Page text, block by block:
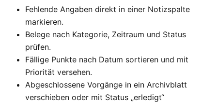
Fehlende Angaben direkt in einer Notizspalte
markieren.
Belege nach Kategorie, Zeitraum und Status
prüfen.
Fällige Punkte nach Datum sortieren und mit
Priorität versehen.
Abgeschlossene Vorgänge in ein Archivblatt
verschieben oder mit Status „erledigt“